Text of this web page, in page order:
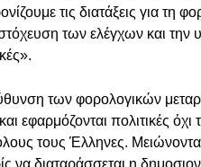
τις διατάξεις για τη
των ελέγχων και
των φορολογικών
εφαρμόζονται πολιτικές
τους Έλληνες.
να διαταράσσεται η